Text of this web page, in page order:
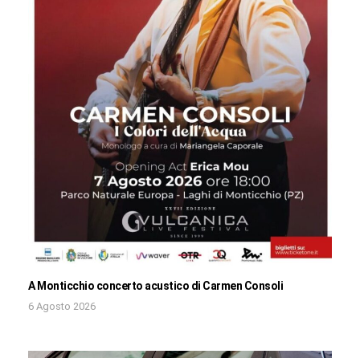
A Monticchio concerto acustico di Carmen Consoli
6 Agosto 2026